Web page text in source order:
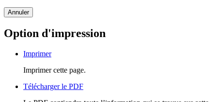
Annuler
Option d'impression
Imprimer
Imprimer cette page.
Télécharger le PDF